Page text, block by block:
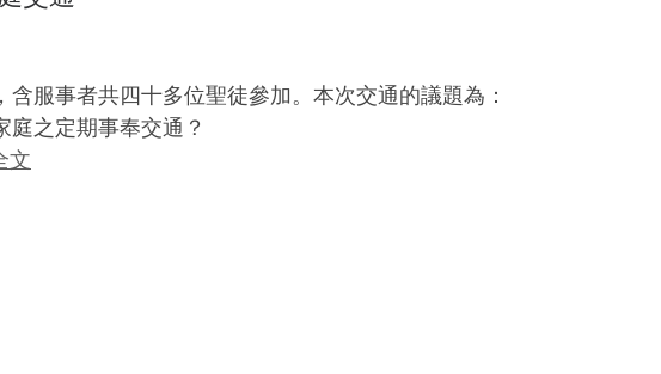
服事者共四十多位聖徒參加。本次交通的議題為：
庭之定期事奉交通？
文